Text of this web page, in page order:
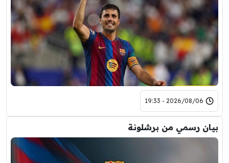
2026/08/06 - 19:33
بيان رسمي من برشلونة